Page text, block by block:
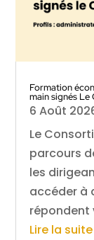
Formation
main signés
6 Août
Le
parcours
les
accéder à
répondent
Lire la suite